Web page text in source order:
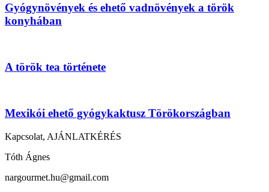
Gyógynövények és ehető vadnövények a török
konyhában
A török tea története
Mexikói ehető gyógykaktusz Törökországban
Kapcsolat, AJÁNLATKÉRÉS
Tóth Ágnes
nargourmet.hu@gmail.com